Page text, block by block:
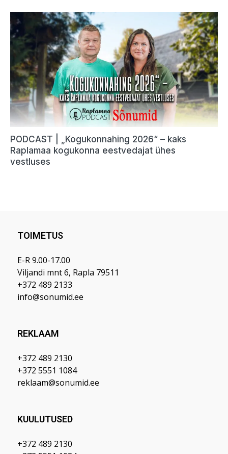
TOIMETUS
E-R 9.00-17.00
Viljandi mnt 6, Rapla 79511
+372 489 2133
info@sonumid.ee
REKLAAM
+372 489 2130
+372 5551 1084
reklaam@sonumid.ee
KUULUTUSED
+372 489 2130